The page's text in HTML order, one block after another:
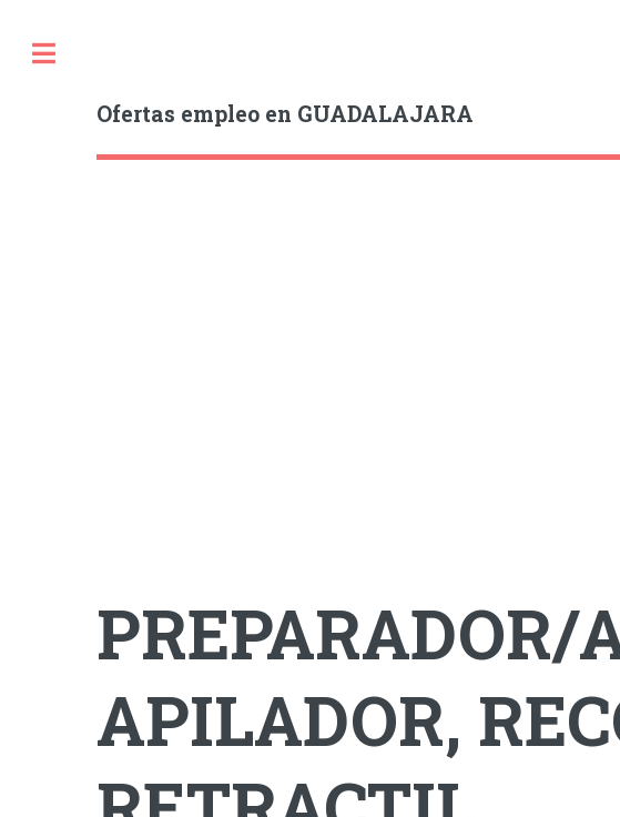
Ofertas empleo en GUADALAJARA
PREPARADOR/
APILADOR,